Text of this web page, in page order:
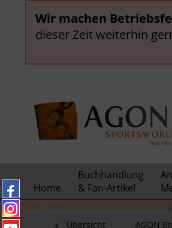
Wir machen
dieser Zeit weiterhin
Home
Buchhandlung
& Fan-Artikel
Übersicht AGON